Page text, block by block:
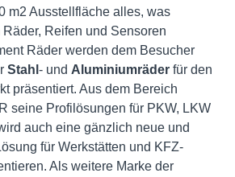
m2 Ausstellfläche alles, was
Reifen und Sensoren
Räder werden dem Besucher
Stahl - und Aluminiumräder für den
präsentiert. Aus dem Bereich
seine Profilösungen für PKW, LKW
auch eine gänzlich neue und
für Werkstätten und KFZ-
Als weitere Marke der